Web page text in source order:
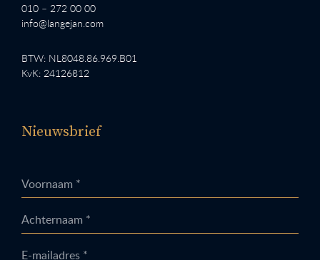
010 – 272 00 00
info@langejan.com
BTW: NL8048.86.969.B01
KvK: 24126812
Nieuwsbrief
Voornaam *
Achternaam *
E-mailadres *